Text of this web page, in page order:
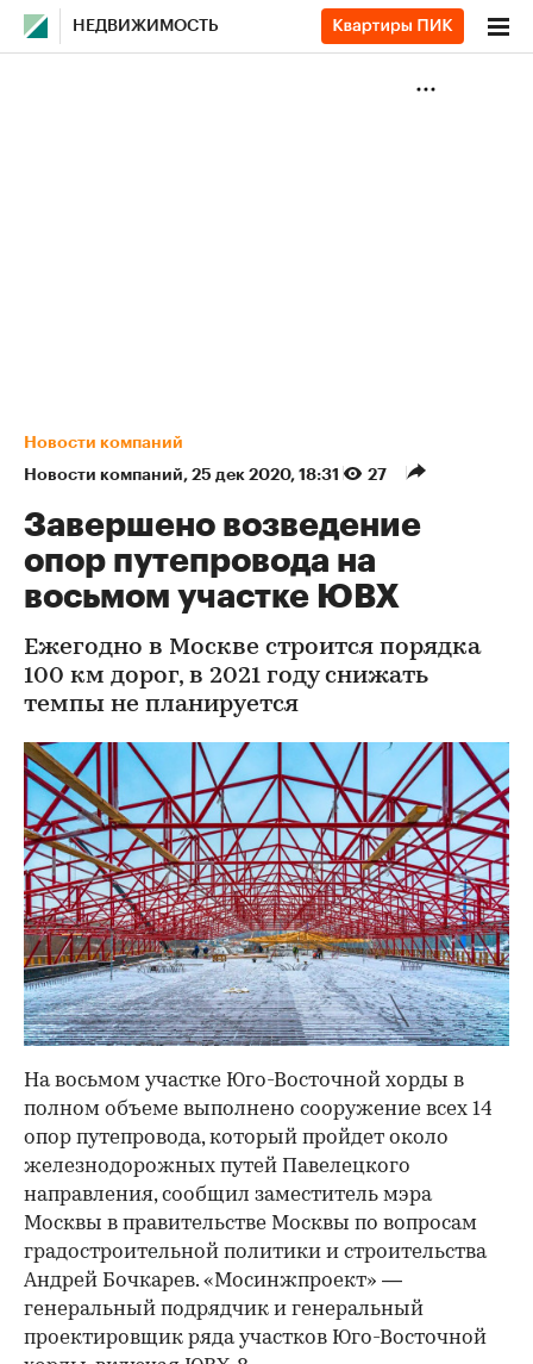
НЕДВИЖИМОСТЬ
Новости компаний
Новости компаний⁠, 25 дек 2020, 18:31 27
Завершено возведение
опор путепровода на
восьмом участке ЮВХ
Ежегодно в Москве строится порядка
100 км дорог, в 2021 году снижать
темпы не планируется
На восьмом участке Юго-Восточной хорды в
полном объеме выполнено сооружение всех 14
опор путепровода, который пройдет около
железнодорожных путей Павелецкого
направления, сообщил заместитель мэра
Москвы в правительстве Москвы по вопросам
градостроительной политики и строительства
Андрей Бочкарев. «Мосинжпроект» —
генеральный подрядчик и генеральный
проектировщик ряда участков Юго-Восточной